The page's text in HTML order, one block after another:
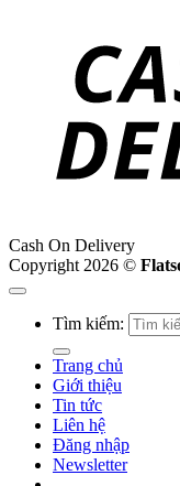
Cash On Delivery
Copyright 2026 ©
Tìm kiếm:
Trang chủ
Giới thiệu
Tin tức
Liên hệ
Đăng nhập
Newsletter